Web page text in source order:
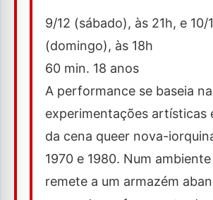
9/12 (sábado), às 21h, e 10/
(domingo), às 18h
60 min. 18 anos
A performance se baseia
experimentações artísticas
da cena queer nova-
1970 e 1980. Num
remete a um armazém